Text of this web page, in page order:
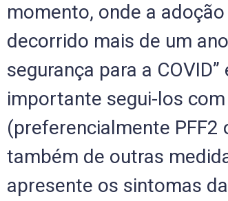
momento, onde a
decorrido mais de um
segurança para a
importante segui-los
(preferencialmente PFF2
também de outras
apresente os sintomas